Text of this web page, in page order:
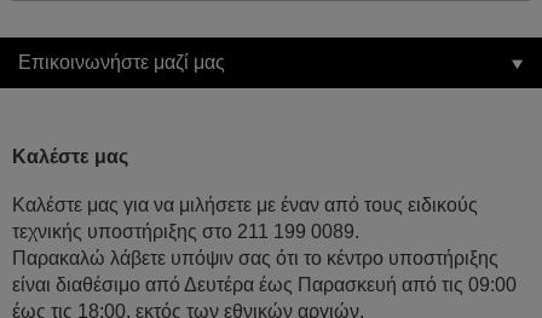
Επικοινωνήστε μαζί μας
Καλέστε μας
Καλέστε μας για να μιλήσετε με έναν από τους ειδικούς
τεχνικής υποστήριξης στο 211 199 0089.
Παρακαλώ λάβετε υπόψιν σας ότι το κέντρο υποστήριξης
είναι διαθέσιμο από Δευτέρα έως Παρασκευή από τις 09:00
έως τις 18:00, εκτός των εθνικών αργιών.